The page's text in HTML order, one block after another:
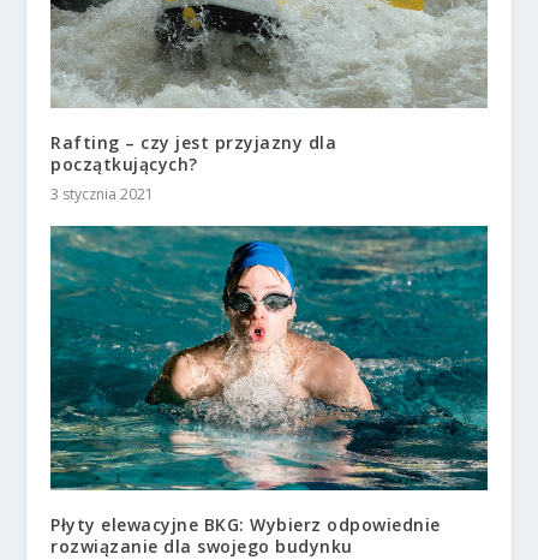
Rafting – czy jest przyjazny dla
początkujących?
3 stycznia 2021
Płyty elewacyjne BKG: Wybierz odpowiednie
rozwiązanie dla swojego budynku